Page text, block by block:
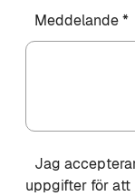
Meddelande *
Jag
uppgifter för att